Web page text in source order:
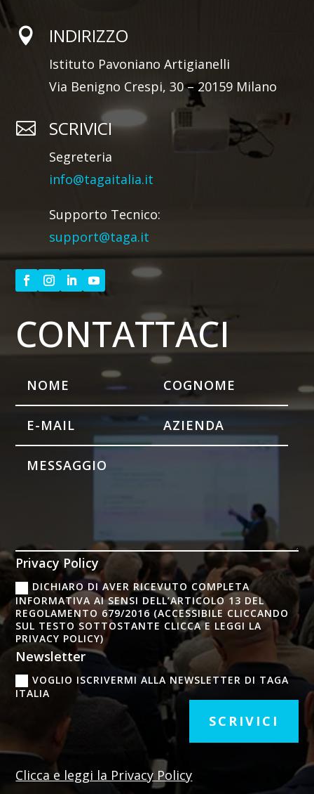
 INDIRIZZO
Istituto Pavoniano Artigianelli
Via Benigno Crespi, 30 – 20159 Milano
 SCRIVICI
Segreteria
info@tagaitalia.it
Supporto Tecnico:
support@taga.it
CONTATTACI
Privacy Policy
DICHIARO DI AVER RICEVUTO COMPLETA
INFORMATIVA AI SENSI DELL’ARTICOLO 13 DEL
REGOLAMENTO 679/2016 (ACCESSIBILE CLICCANDO
SUL TESTO SOTTOSTANTE CLICCA E LEGGI LA
PRIVACY POLICY)
Newsletter
VOGLIO ISCRIVERMI ALLA NEWSLETTER DI TAGA
ITALIA
SCRIVICI
Clicca e leggi la Privacy Policy